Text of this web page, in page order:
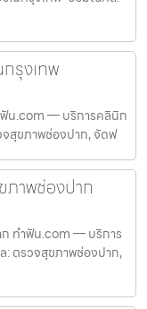
รุงเทพ
น.com — บริการคลินิก
สุขภาพช่องปาก, จัดฟ
าพช่องปาก
ทำฟัน.com — บริการ
ตรวจสุขภาพช่องปาก,